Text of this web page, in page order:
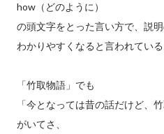
how（どのように）
の頭文字をとった言い方で、説
わかりやすくなると言われている
「竹取物語」でも
「今となっては昔の話だけど、
がいてさ、